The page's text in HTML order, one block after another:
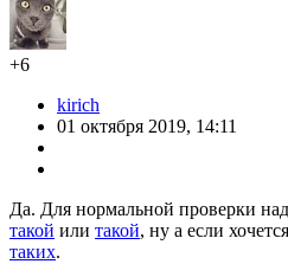
+6
kirich
01 октября 2019, 14:11
Да. Для нормальной проверки
такой или такой, ну а если
таких.